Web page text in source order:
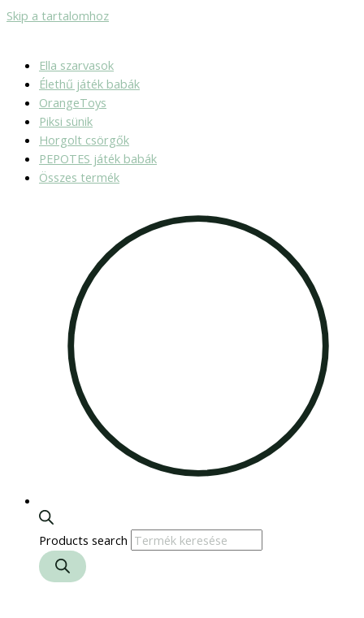
Skip a tartalomhoz
Ella szarvasok
Élethű játék babák
OrangeToys
Piksi sünik
Horgolt csörgők
PEPOTES játék babák
Összes termék
Products search